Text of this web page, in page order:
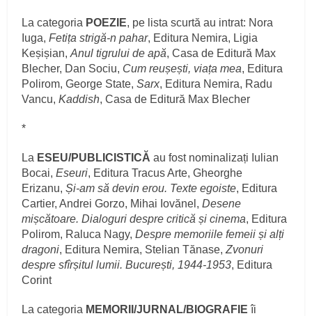
La categoria POEZIE, pe lista scurtă au intrat: Nora
Iuga,Fetița strigă-n pahar, Editura Nemira, Ligia
Keșișian,Anul tigrului de apă, Casa de Editură Max
Blecher, Dan Sociu, Cum reușești, viața mea, Editura
Polirom, George State,Sarx, Editura Nemira, Radu
Vancu,Kaddish, Casa de Editură Max Blecher
*
La ESEU/PUBLICISTICĂau fost nominalizați Iulian
Bocai,Eseuri, Editura Tracus Arte, Gheorghe
Erizanu, Și-am să devin erou. Texte egoiste, Editura
Cartier, Andrei Gorzo, Mihai Iovănel,Desene
mișcătoare. Dialoguri despre critică și cinema, Editura
Polirom, Raluca Nagy,Despre memoriile femeii și alți
dragoni, Editura Nemira, Stelian Tănase,Zvonuri
despre sfîrșitul lumii. București, 1944-1953, Editura
Corint
La categoria MEMORII/JURNAL/BIOGRAFIEîi